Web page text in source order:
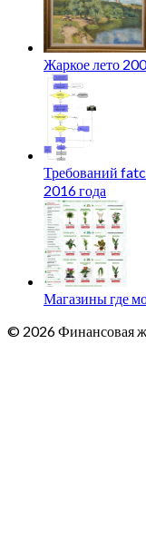
Жаркое лето
Требований
2016 года
Магазины где
© 2026 Финансовая